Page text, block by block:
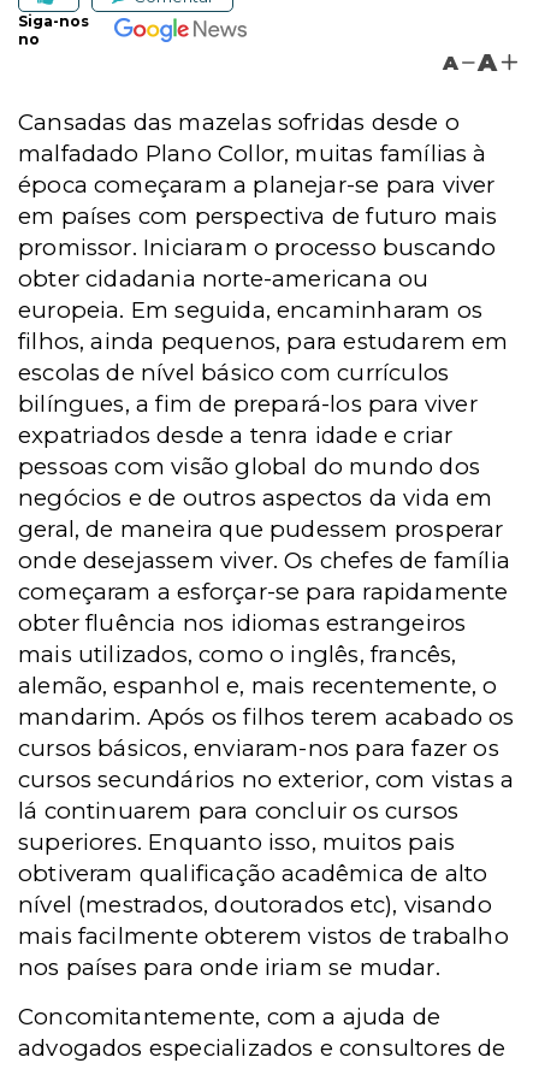
Siga-nos
no
A A
Cansadas das mazelas sofridas desde o
malfadado Plano Collor, muitas famílias à
época começaram a planejar-se para viver
em países com perspectiva de futuro mais
promissor. Iniciaram o processo buscando
obter cidadania norte-americana ou
europeia. Em seguida, encaminharam os
filhos, ainda pequenos, para estudarem em
escolas de nível básico com currículos
bilíngues, a fim de prepará-los para viver
expatriados desde a tenra idade e criar
pessoas com visão global do mundo dos
negócios e de outros aspectos da vida em
geral, de maneira que pudessem prosperar
onde desejassem viver. Os chefes de família
começaram a esforçar-se para rapidamente
obter fluência nos idiomas estrangeiros
mais utilizados, como o inglês, francês,
alemão, espanhol e, mais recentemente, o
mandarim. Após os filhos terem acabado os
cursos básicos, enviaram-nos para fazer os
cursos secundários no exterior, com vistas a
lá continuarem para concluir os cursos
superiores. Enquanto isso, muitos pais
obtiveram qualificação acadêmica de alto
nível (mestrados, doutorados etc), visando
mais facilmente obterem vistos de trabalho
nos países para onde iriam se mudar.
Concomitantemente, com a ajuda de
advogados especializados e consultores de